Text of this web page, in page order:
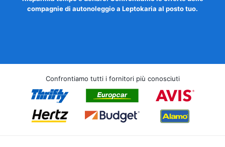
compagnie di autonoleggio a Leptokaria al posto tuo.
Confrontiamo tutti i fornitori più conosciuti